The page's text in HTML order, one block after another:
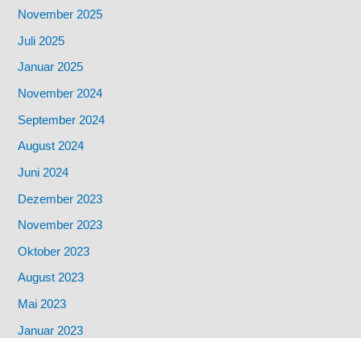
November 2025
Juli 2025
Januar 2025
November 2024
September 2024
August 2024
Juni 2024
Dezember 2023
November 2023
Oktober 2023
August 2023
Mai 2023
Januar 2023